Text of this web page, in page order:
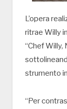
L’opera
ritrae Willy
“Chef Willy,
strumento
“Per